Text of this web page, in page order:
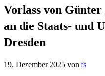
Vorlass von Günter
an die Staats- und
Dresden
19. Dezember 2025 von fs